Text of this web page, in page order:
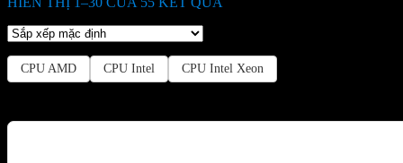
CPU AMD CPU Intel CPU Intel Xeon